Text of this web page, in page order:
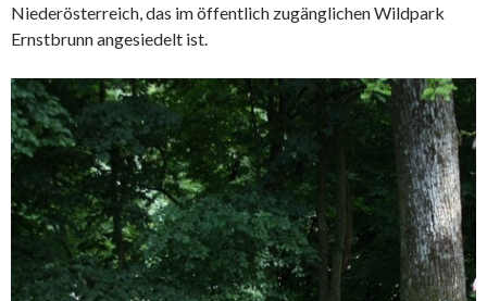
Niederösterreich, das im öffentlich zugänglichen Wildpark
Ernstbrunn angesiedelt ist.